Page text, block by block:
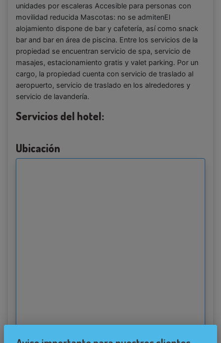
unidades por escaleras Accesible para personas con
movilidad reducida Mascotas: no se admitenEl
alojamiento dispone de bar y cafetería, así como snack
bar and bar en área de piscina. Entre los servicios de la
propiedad se encuentran servicio de spa, servicio de
masajes, estacionamiento gratis y valet parking. Por un
cargo, la propiedad cuenta con servicio de traslado al
aeropuerto, servicio de traslado en los alrededores y
servicio de lavandería.
Servicios del hotel:
Ubicación